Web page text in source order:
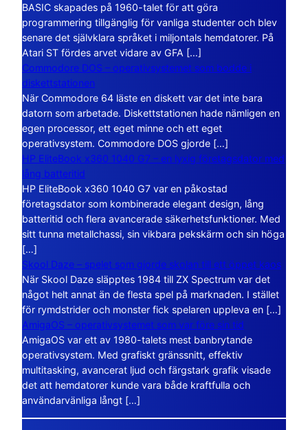
BASIC skapades på 1960-talet för att göra
programmering tillgänglig för vanliga studenter och blev
senare det självklara språket i miljontals hemdatorer. På
Atari ST fördes arvet vidare av GFA […]
Commodore DOS – operativsystemet som bodde i
diskettstationen
När Commodore 64 läste en diskett var det inte bara
datorn som arbetade. Diskettstationen hade nämligen en
egen processor, ett eget minne och ett eget
operativsystem. Commodore DOS gjorde […]
HP EliteBook x360 1040 G7 – en lyxig företagsdator med
lång batteritid
HP EliteBook x360 1040 G7 var en påkostad
företagsdator som kombinerade elegant design, lång
batteritid och flera avancerade säkerhetsfunktioner. Med
sitt tunna metallchassi, sin vikbara pekskärm och sin höga
[…]
Skool Daze – spelet som gjorde skolan till ett öppet kaos
När Skool Daze släpptes 1984 till ZX Spectrum var det
något helt annat än de flesta spel på marknaden. I stället
för rymdstrider och monster fick spelaren uppleva en […]
AmigaOS – operativsystemet som var före sin tid
AmigaOS var ett av 1980-talets mest banbrytande
operativsystem. Med grafiskt gränssnitt, effektiv
multitasking, avancerat ljud och färgstark grafik visade
det att hemdatorer kunde vara både kraftfulla och
användarvänliga långt […]